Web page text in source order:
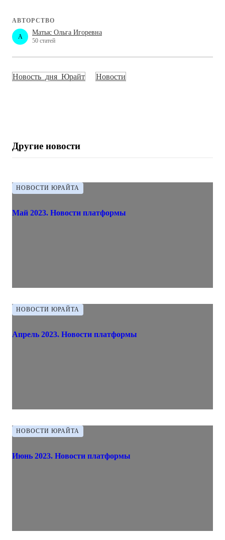
АВТОРСТВО
A
Матыс Ольга Игоревна
50 статей
Новость_дня_Юрайт Новости
Другие новости
НОВОСТИ ЮРАЙТА
Май 2023. Новости платформы
НОВОСТИ ЮРАЙТА
Апрель 2023. Новости платформы
НОВОСТИ ЮРАЙТА
Июнь 2023. Новости платформы